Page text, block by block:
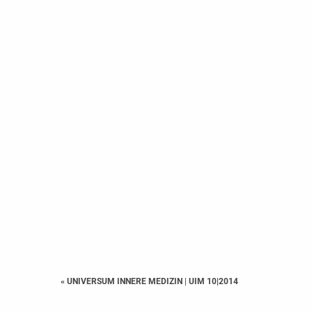
« UNIVERSUM INNERE MEDIZIN UIM 10|2014